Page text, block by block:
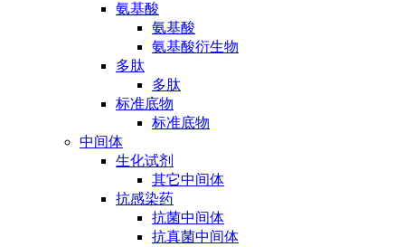
氨基酸
氨基酸
氨基酸衍生物
多肽
多肽
标准底物
标准底物
中间体
生化试剂
其它中间体
抗感染药
抗菌中间体
抗真菌中间体